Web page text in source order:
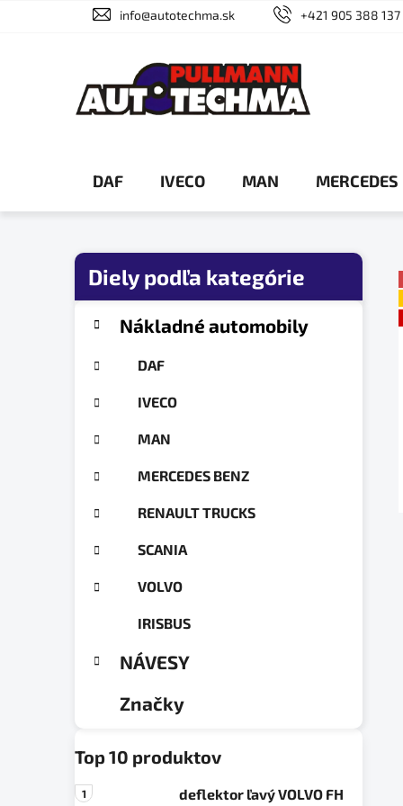
info@autotechma.sk +421 905 388 137
DAF IVECO MAN
B
kategórieNákladné automobily
DAF
IVECO
MAN
MERCEDES BENZ
RENAULT TRUCKS
SCANIA
VOLVO
IRISBUS
NÁVESY
Značky
Top 10 produktov
deflektor ľavý VOLVO FH